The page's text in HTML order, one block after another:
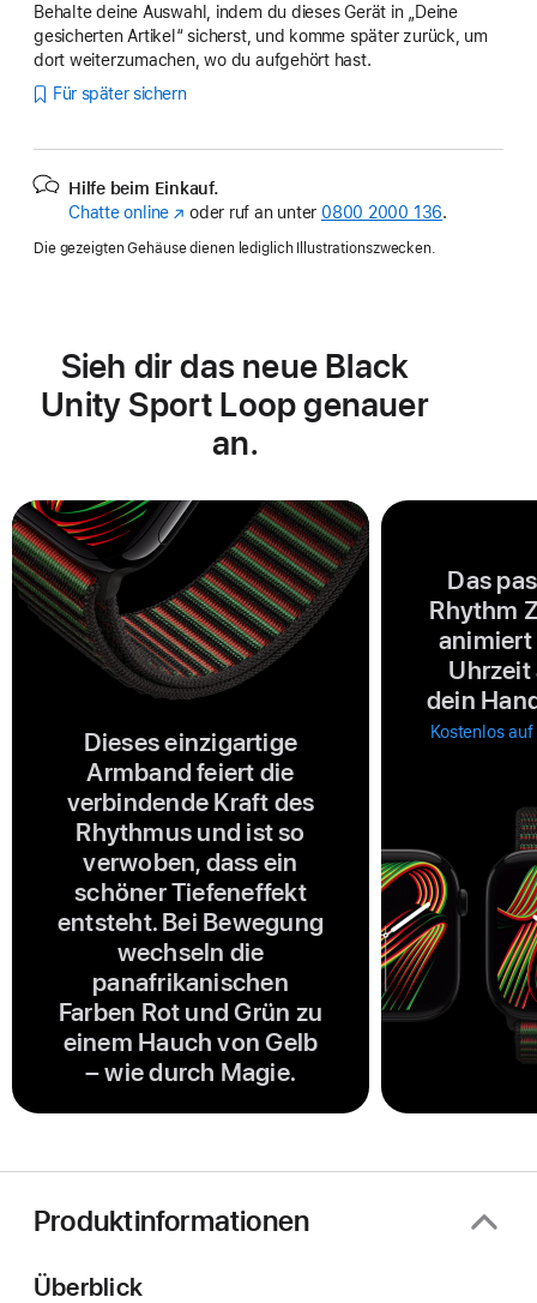
Behalte deine Auswahl, indem du dieses Gerät in „Deine
gesicherten Artikel“ sicherst, und komme später zurück, um
dort weiterzumachen, wo du aufgehört hast.
Für später sichern
Hilfe beim Einkauf.
Chatte online (Öffnet
neues
oder ruf an unter 0800 2000 136.
Die gezeigten Gehäuse dienen lediglich Illustrationszwecken.
Sieh dir das neue Black
Unity Sport Loop genauer
an.
Dieses einzigartige
Armband feiert die
verbindende Kraft des
Rhythmus und ist so
verwoben, dass ein
schöner Tiefeneffekt
entsteht. Bei Bewegung
wechseln die
panafrikanischen
Farben Rot und Grün zu
einem Hauch von Gelb
– wie durch Magie.
Das
Rhythm
animiert
Uhrzeit
dein
Kostenlos
Produktinformationen
Überblick